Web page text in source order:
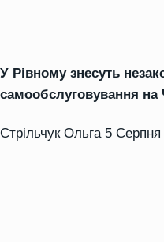
У Рівному знесуть
самообслуговування на
Стрільчук Ольга 5 Серпня